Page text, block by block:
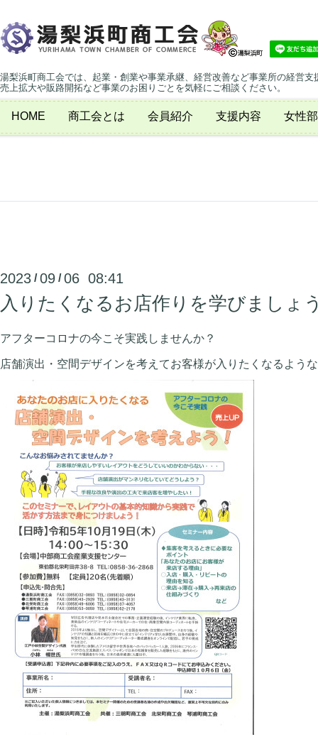
湯梨浜町商工会では、起業・創業や事業承継、経営改善など事業所の経営支
売上拡大や販路開拓など事業のお困りごとを気軽にご相談ください。
HOME 商工会とは 会員紹介 支援内容 女性部
2023 /09 /06 08:41
入りたくなるお店作りを学びましょ
アフターコロナの今こそ実践しませんか？
店舗演出・空間デザインを考えてお客様が入りたくなるよう